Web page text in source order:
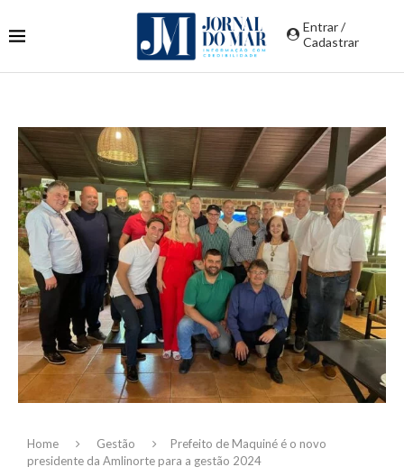
Entrar /
Cadastrar
Home Gestão
Prefeito de Maquiné é o novo
presidente da Amlinorte para a gestão 2024